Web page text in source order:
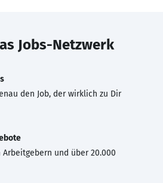
Jobs-Netzwerk
den Job, der wirklich zu Dir
und über 20.000